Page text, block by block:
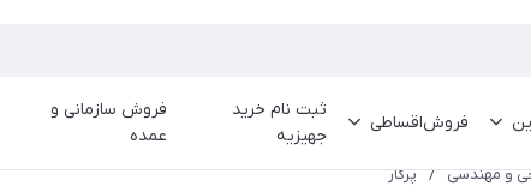
فروش‌اقساطی
ثبت نام خرید
جهیزیه
فروش سازمانی و
عمده
و مهندسی / پرگار